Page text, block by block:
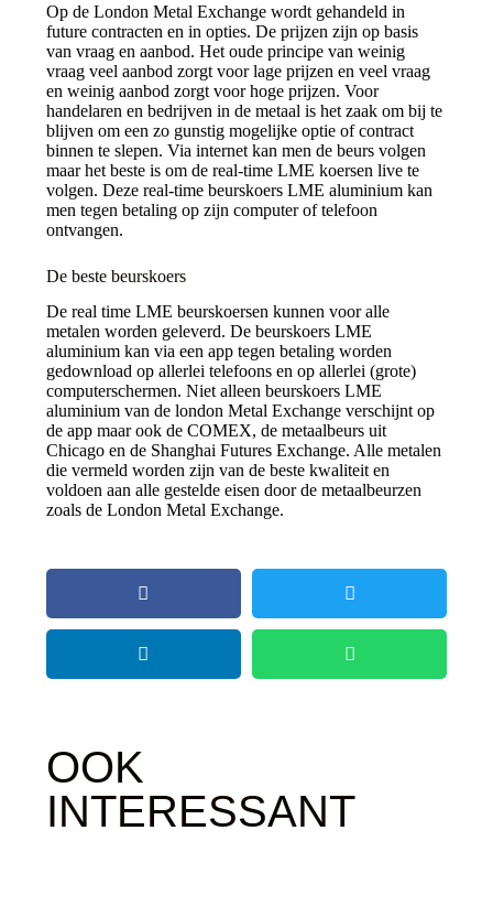
Op de London Metal Exchange wordt gehandeld in
future contracten en in opties. De prijzen zijn op basis
van vraag en aanbod. Het oude principe van weinig
vraag veel aanbod zorgt voor lage prijzen en veel vraag
en weinig aanbod zorgt voor hoge prijzen. Voor
handelaren en bedrijven in de metaal is het zaak om bij te
blijven om een zo gunstig mogelijke optie of contract
binnen te slepen. Via internet kan men de beurs volgen
maar het beste is om de real-time LME koersen live te
volgen. Deze real-time beurskoers LME aluminium kan
men tegen betaling op zijn computer of telefoon
ontvangen.
De beste beurskoers
De real time LME beurskoersen kunnen voor alle
metalen worden geleverd. De beurskoers LME
aluminium kan via een app tegen betaling worden
gedownload op allerlei telefoons en op allerlei (grote)
computerschermen. Niet alleen beurskoers LME
aluminium van de london Metal Exchange verschijnt op
de app maar ook de COMEX, de metaalbeurs uit
Chicago en de Shanghai Futures Exchange. Alle metalen
die vermeld worden zijn van de beste kwaliteit en
voldoen aan alle gestelde eisen door de metaalbeurzen
zoals de London Metal Exchange.
OOK
INTERESSANT